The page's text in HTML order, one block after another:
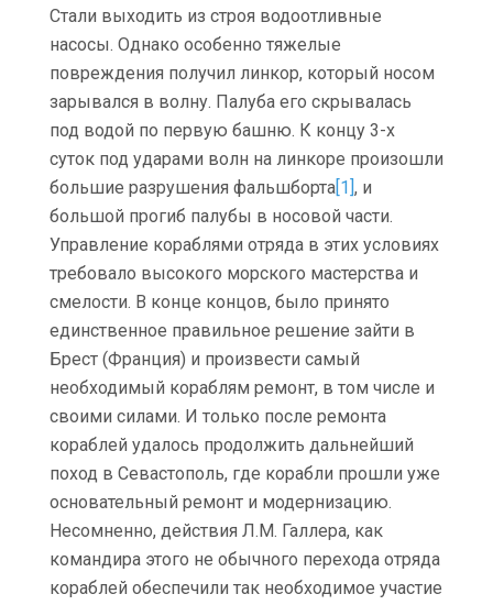
Стали выходить из строя водоотливные
насосы. Однако особенно тяжелые
повреждения получил линкор, который носом
зарывался в волну. Палуба его скрывалась
под водой по первую башню. К концу 3-х
суток под ударами волн на линкоре произошли
большие разрушения фальшборта [1] , и
большой прогиб палубы в носовой части.
Управление кораблями отряда в этих условиях
требовало высокого морского мастерства и
смелости. В конце концов, было принято
единственное правильное решение зайти в
Брест (Франция) и произвести самый
необходимый кораблям ремонт, в том числе и
своими силами. И только после ремонта
кораблей удалось продолжить дальнейший
поход в Севастополь, где корабли прошли уже
основательный ремонт и модернизацию.
Несомненно, действия Л.М. Галлера, как
командира этого не обычного перехода отряда
кораблей обеспечили так необходимое участие